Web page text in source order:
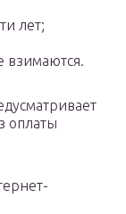
лет;
взимаются.
оплаты